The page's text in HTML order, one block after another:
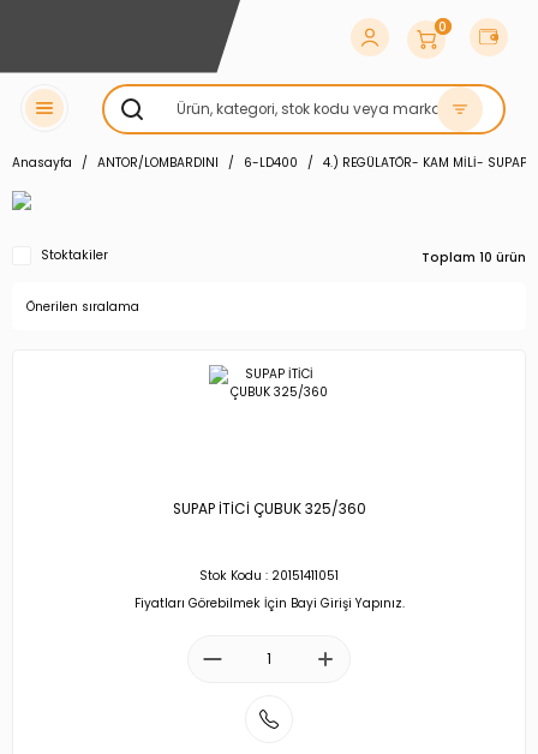
0
Anasayfa ANTOR/LOMBARDINI 6-LD400 4.) REGÜLATÖR- KAM MİLİ- SUPAP
Stoktakiler Toplam 10 ürün
SUPAP İTİCİ ÇUBUK 325/360
Stok Kodu : 20151411051
Fiyatları Görebilmek İçin Bayi Girişi Yapınız.